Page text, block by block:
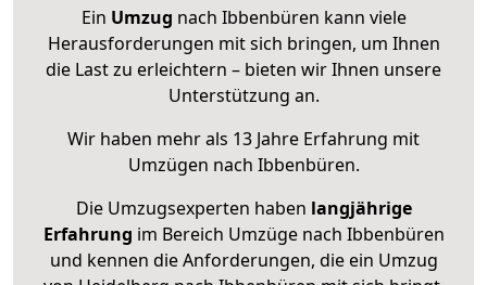
Ein Umzug nach Ibbenbüren kann viele
Herausforderungen mit sich bringen, um Ihnen
die Last zu erleichtern – bieten wir Ihnen unsere
Unterstützung an.
Wir haben mehr als 13 Jahre Erfahrung mit
Umzügen nach Ibbenbüren.
Die Umzugsexperten haben langjährige
Erfahrung im Bereich Umzüge nach Ibbenbüren
und kennen die Anforderungen, die ein Umzug